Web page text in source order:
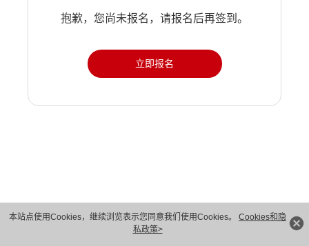
本站点使用Cookies，继续浏览表示您同意我们使用Cookies。 Cookies和隐
私政策>
抱歉，您尚未报名，请报名后再签到。
立即报名
版权所有 © 华为技术有限公司 1998-2026。 保留一切权利。粤A2-20044005号
隐私保护
法律声明